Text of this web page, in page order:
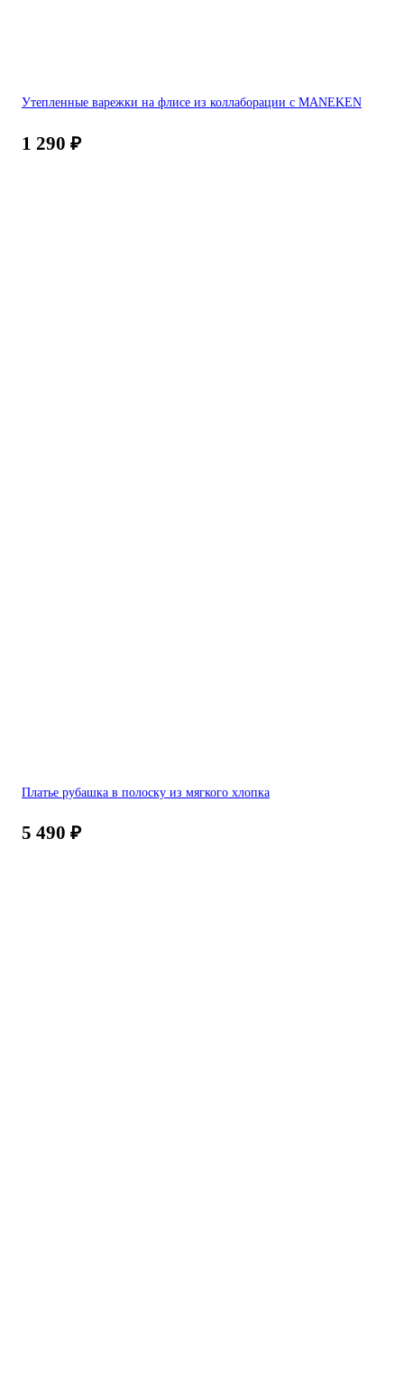
Утепленные варежки на флисе из коллаборации с MANEKEN
1 290 ₽
Платье рубашка в полоску из мягкого хлопка
5 490 ₽